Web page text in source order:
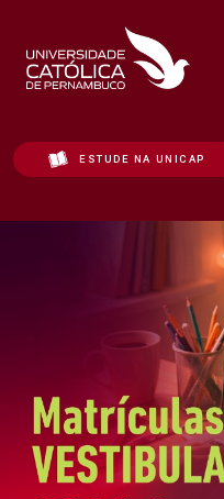
ESTUDE NA UNICAP